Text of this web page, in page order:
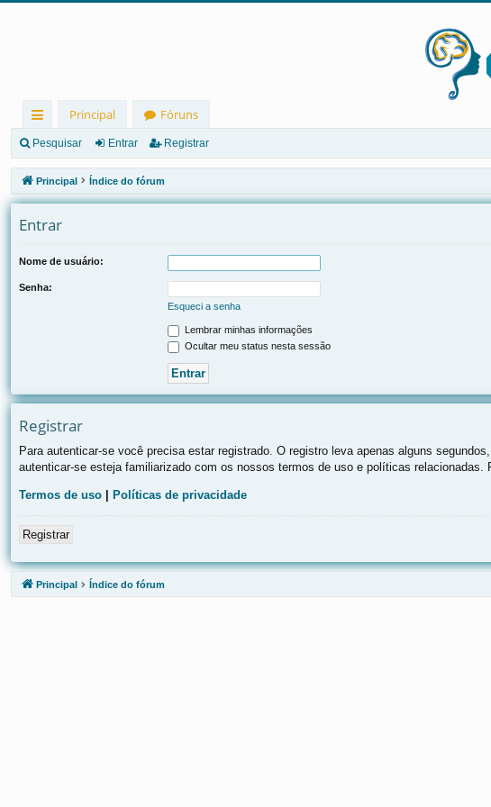
in
ks
rá
pi
os
Principal
Fóruns
Pesquisar Entrar Registrar
Principal Índice do fórum
Entrar
Nome de usuário:
Senha:
Esqueci a senha
Lembrar minhas informações
Ocultar meu status nesta sessão
Registrar
Para autenticar-se você precisa estar registrado. O registro leva apenas alguns
autenticar-se esteja familiarizado com os nossos termos de uso e políticas
Termos de uso Políticas de privacidade
Registrar
Principal Índice do fórum